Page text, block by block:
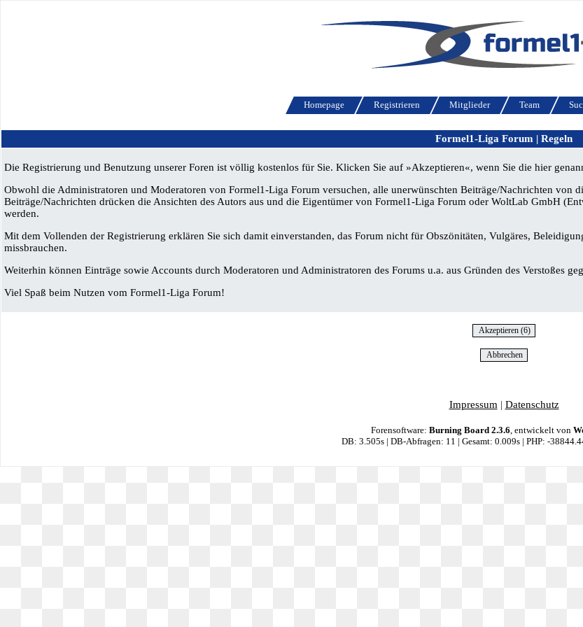
Homepage Registrieren Mitglieder Team
Formel1-Liga Forum | Regeln
Die Registrierung und Benutzung unserer Foren ist völlig kostenlos für Sie. Klicken Sie auf »Akzeptieren«, wenn Sie die hier
Obwohl die Administratoren und Moderatoren von Formel1-Liga Forum versuchen, alle unerwünschten Beiträge/Nachrichten
Beiträge/Nachrichten drücken die Ansichten des Autors aus und die Eigentümer von Formel1-Liga Forum oder WoltLab GmbH
werden.
Mit dem Vollenden der Registrierung erklären Sie sich damit einverstanden, das Forum nicht für Obszönitäten, Vulgäres,
missbrauchen.
Weiterhin können Einträge sowie Accounts durch Moderatoren und Administratoren des Forums u.a. aus Gründen des Verstoßes
Viel Spaß beim Nutzen vom Formel1-Liga Forum!
Impressum | Datenschutz
Forensoftware: Burning Board 2.3.6, entwickelt von
DB: 3.505s | DB-Abfragen: 11 | Gesamt: 0.009s | PHP: -